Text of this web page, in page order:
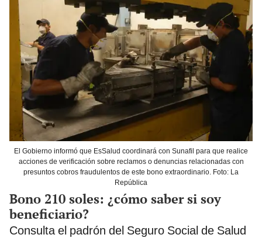
El Gobierno informó que EsSalud coordinará con Sunafil para que realice
acciones de verificación sobre reclamos o denuncias relacionadas con
presuntos cobros fraudulentos de este bono extraordinario. Foto: La
República
Bono 210 soles: ¿cómo saber si soy
beneficiario?
Consulta el padrón del Seguro Social de Salud